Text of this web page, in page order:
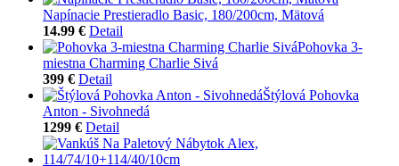
Napínacie Prestieradlo Basic, 180/200cm, Mätová
14.99 € Detail
Pohovka 3-
miestna Charming Charlie Sivá
399 € Detail
Štýlová Pohovka
Anton - Sivohnedá
1299 € Detail